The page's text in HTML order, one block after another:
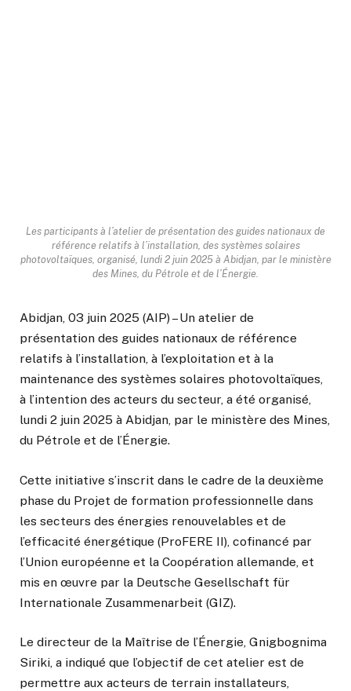
Les participants à l’atelier de présentation des guides nationaux de
référence relatifs à l’installation, des systèmes solaires
photovoltaïques, organisé, lundi 2 juin 2025 à Abidjan, par le ministère
des Mines, du Pétrole et de l’Énergie.
Abidjan, 03 juin 2025 (AIP) – Un atelier de
présentation des guides nationaux de référence
relatifs à l’installation, à l’exploitation et à la
maintenance des systèmes solaires photovoltaïques,
à l’intention des acteurs du secteur, a été organisé,
lundi 2 juin 2025 à Abidjan, par le ministère des Mines,
du Pétrole et de l’Énergie.
Cette initiative s’inscrit dans le cadre de la deuxième
phase du Projet de formation professionnelle dans
les secteurs des énergies renouvelables et de
l’efficacité énergétique (ProFERE II), cofinancé par
l’Union européenne et la Coopération allemande, et
mis en œuvre par la Deutsche Gesellschaft für
Internationale Zusammenarbeit (GIZ).
Le directeur de la Maîtrise de l’Énergie, Gnigbognima
Siriki, a indiqué que l’objectif de cet atelier est de
permettre aux acteurs de terrain installateurs,